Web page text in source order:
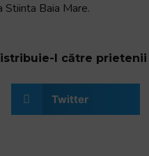
Stiinta Baia Mare.
l către prietenii
Twitter